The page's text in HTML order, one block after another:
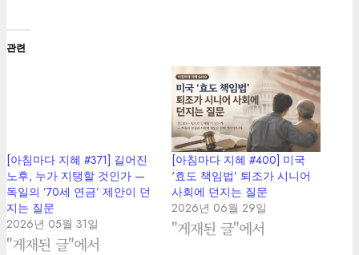
관련
[아침마다 지혜 #371] 길어진
노후, 누가 지탱할 것인가 —
독일의 ’70세 연금’ 제안이 던
지는 질문
2026년 05월 31일
"게재된 글"에서
[아침마다 지혜 #400] 미국
‘효도 책임법’ 퇴조가 시니어
사회에 던지는 질문
2026년 06월 29일
"게재된 글"에서